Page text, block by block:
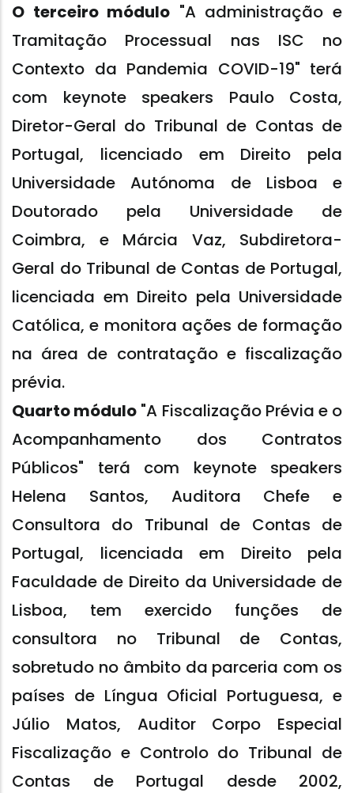
O terceiro módulo "A administração e
Tramitação Processual nas ISC no
Contexto da Pandemia COVID-19" terá
com keynote speakers Paulo Costa,
Diretor-Geral do Tribunal de Contas de
Portugal, licenciado em Direito pela
Universidade Autónoma de Lisboa e
Doutorado pela Universidade de
Coimbra, e Márcia Vaz, Subdiretora-
Geral do Tribunal de Contas de Portugal,
licenciada em Direito pela Universidade
Católica, e monitora ações de formação
na área de contratação e fiscalização
prévia.
Quarto módulo "A Fiscalização Prévia e o
Acompanhamento dos Contratos
Públicos" terá com keynote speakers
Helena Santos, Auditora Chefe e
Consultora do Tribunal de Contas de
Portugal, licenciada em Direito pela
Faculdade de Direito da Universidade de
Lisboa, tem exercido funções de
consultora no Tribunal de Contas,
sobretudo no âmbito da parceria com os
países de Língua Oficial Portuguesa, e
Júlio Matos, Auditor Corpo Especial
Fiscalização e Controlo do Tribunal de
Contas de Portugal desde 2002,